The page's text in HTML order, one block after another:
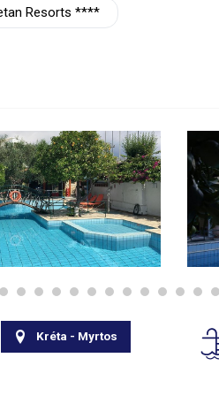
Resorts ****
Kréta - Myrtos